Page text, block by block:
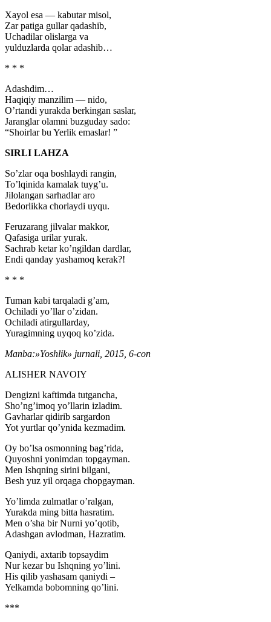
Xayol esa — kabutar misol,
Zar patiga gullar qadashib,
Uchadilar olislarga va
yulduzlarda qolar adashib…
* * *
Adashdim…
Haqiqiy manzilim — nido,
O’rtandi yurakda berkingan saslar,
Jaranglar olamni buzguday sado:
“Shoirlar bu Yerlik emaslar! ”
SIRLI LAHZA
So’zlar oqa boshlaydi rangin,
To’lqinida kamalak tuyg’u.
Jilolangan sarhadlar aro
Bedorlikka chorlaydi uyqu.
Feruzarang jilvalar makkor,
Qafasiga urilar yurak.
Sachrab ketar ko’ngildan dardlar,
Endi qanday yashamoq kerak?!
* * *
Tuman kabi tarqaladi g’am,
Ochiladi yo’llar o’zidan.
Ochiladi atirgullarday,
Yuragimning uyqoq ko’zida.
Manba:»Yoshlik» jurnali, 2015, 6-con
ALISHER NAVOIY
Dengizni kaftimda tutgancha,
Sho’ng’imoq yo’llarin izladim.
Gavharlar qidirib sargardon
Yot yurtlar qo’ynida kezmadim.
Oy bo’lsa osmonning bag’rida,
Quyoshni yonimdan topgayman.
Men Ishqning sirini bilgani,
Besh yuz yil orqaga chopgayman.
Yo’limda zulmatlar o’ralgan,
Yurakda ming bitta hasratim.
Men o’sha bir Nurni yo’qotib,
Adashgan avlodman, Hazratim.
Qaniydi, axtarib topsaydim
Nur kezar bu Ishqning yo’lini.
His qilib yashasam qaniydi –
Yelkamda bobomning qo’lini.
***